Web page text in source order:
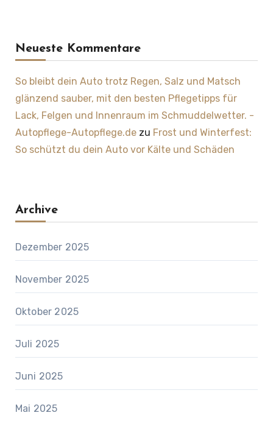
Neueste Kommentare
So bleibt dein Auto trotz Regen, Salz und Matsch
glänzend sauber, mit den besten Pflegetipps für
Lack, Felgen und Innenraum im Schmuddelwetter. -
Autopflege-Autopflege.dezu Frost und Winterfest:
So schützt du dein Auto vor Kälte und Schäden
Archive
Dezember 2025
November 2025
Oktober 2025
Juli 2025
Juni 2025
Mai 2025